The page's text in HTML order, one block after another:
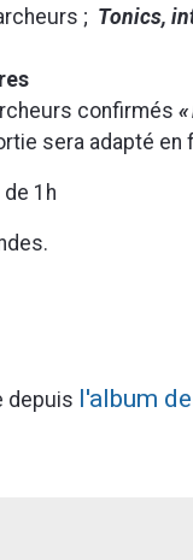
; Tonics,
confirmés
sera adapté
1h
depuis l'album